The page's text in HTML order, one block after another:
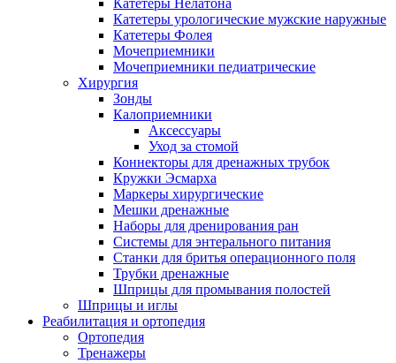
Катетеры урологические мужские наружные
Катетеры Фолея
Мочеприемники
Мочеприемники педиатрические
Хирургия
Зонды
Калоприемники
Аксессуары
Уход за стомой
Коннекторы для дренажных трубок
Кружки Эсмарха
Маркеры хирургические
Мешки дренажные
Наборы для дренирования ран
Системы для энтерального питания
Станки для бритья операционного поля
Трубки дренажные
Шприцы для промывания полостей
Шприцы и иглы
Реабилитация и ортопедия
Ортопедия
Тренажеры